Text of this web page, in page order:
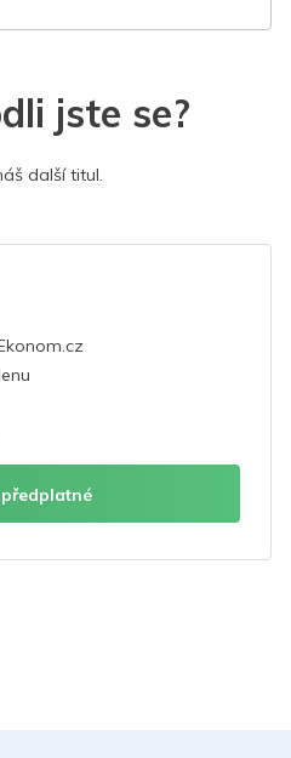
jste se?
další titul.